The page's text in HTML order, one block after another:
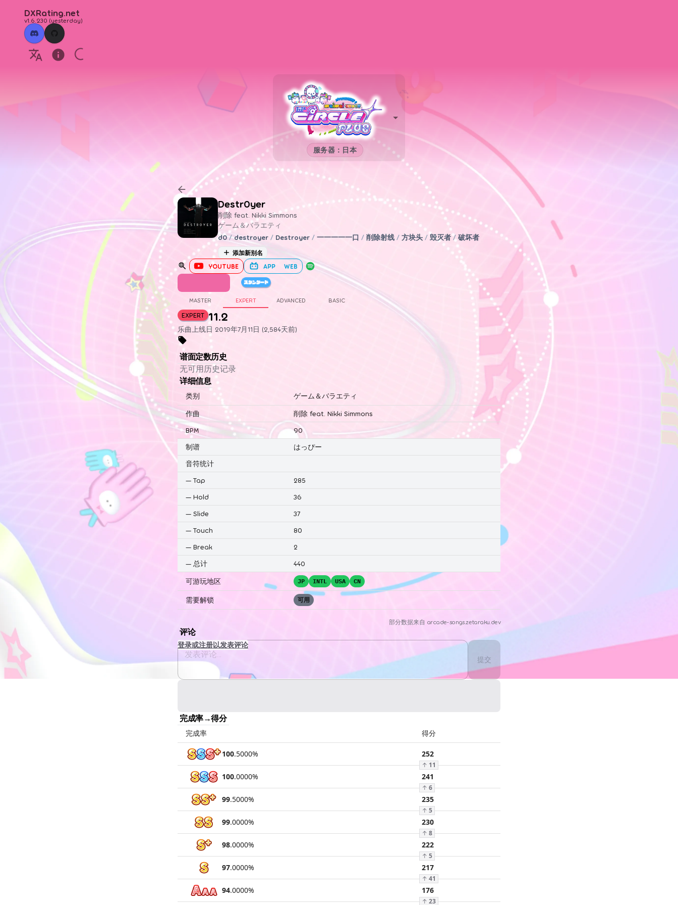
DXRating.net
v1.6.230 (yesterday)
服务器：日本
Destr0yer
削除 feat. Nikki Simmons
ゲーム＆バラエティ
d0 / destroyer / Destroyer / 一一一一一口 / 削除射线 / 方块头 / 毁灭者 / 破坏者
添加新别名
YOUTUBE APP WEB
MASTER EXPERT ADVANCED BASIC
EXPERT 11.2
乐曲上线日 2019年7月11日 (2,584天前)
谱面定数历史
无可用历史记录
详细信息
类别 ゲーム＆バラエティ
作曲
削除 feat. Nikki Simmons
BPM
90
制谱
はっぴー
音符统计
— Tap
285
— Hold
36
— Slide
37
— Touch
80
— Break
2
— 总计 440
可游玩地区 JP INTL USA CN
需要解锁 可用
部分数据来自 arcade-songs.zetaraku.dev
评论
提交
登录或注册以发表评论
完成率→得分
完成率 得分
100.5000% 252
↑ 11
100.0000% 241
↑ 6
99.5000% 235
↑ 5
99.0000% 230
↑ 8
98.0000% 222
↑ 5
97.0000% 217
↑ 41
94.0000% 176
↑ 23